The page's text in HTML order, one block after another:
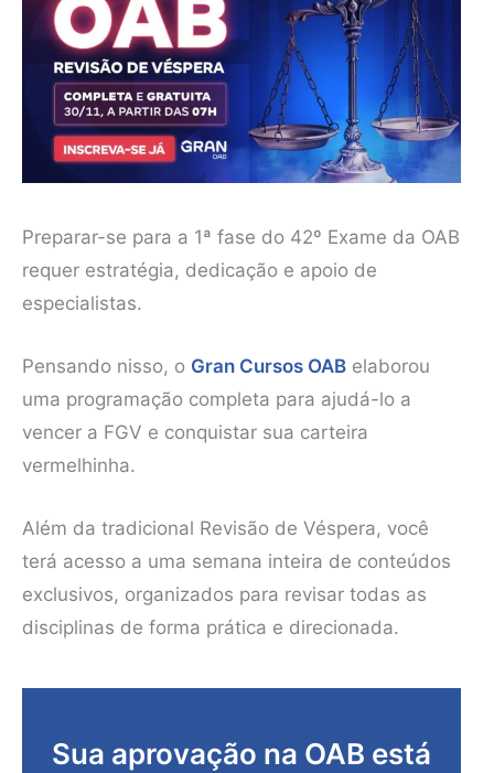
Preparar-se para a 1ª fase do 42º Exame da OAB
requer estratégia, dedicação e apoio de
especialistas.
Pensando nisso, o Gran Cursos OAB elaborou
uma programação completa para ajudá-lo a
vencer a FGV e conquistar sua carteira
vermelhinha.
Além da tradicional Revisão de Véspera, você
terá acesso a uma semana inteira de conteúdos
exclusivos, organizados para revisar todas as
disciplinas de forma prática e direcionada.
Sua aprovação na OAB está